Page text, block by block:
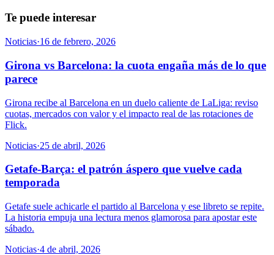
Te puede interesar
Noticias·16 de febrero, 2026
Girona vs Barcelona: la cuota engaña más de lo que
parece
Girona recibe al Barcelona en un duelo caliente de LaLiga: reviso
cuotas, mercados con valor y el impacto real de las rotaciones de
Flick.
Noticias·25 de abril, 2026
Getafe-Barça: el patrón áspero que vuelve cada
temporada
Getafe suele achicarle el partido al Barcelona y ese libreto se repite.
La historia empuja una lectura menos glamorosa para apostar este
sábado.
Noticias·4 de abril, 2026